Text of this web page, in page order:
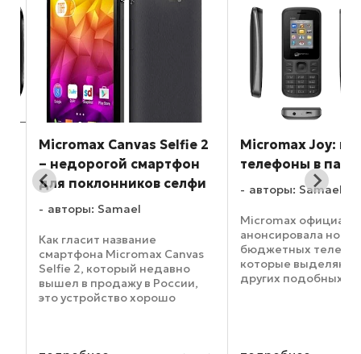
Micromax Canvas Selfie 2
– недорогой смартфон
для поклонников селфи
авторы: Samael
Как гласит название
смартфона Micromax Canvas
Selfie 2, который недавно
вышел в продажу в России,
это устройство хорошо
Micromax Joy:
телефоны в
авторы: Samael
Micromax
анонсировала
бюджетных
которые
других подобных
Как утверждает ...